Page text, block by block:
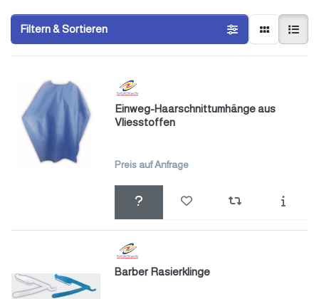
Filtern & Sortieren
Einweg-Haarschnittumhänge aus
Vliesstoffen
Preis auf Anfrage
Barber Rasierklinge